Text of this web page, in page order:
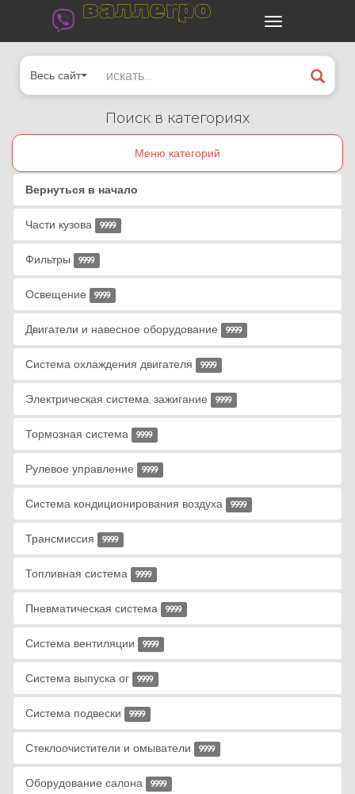
валлегро
Весь сайт
Поиск в категориях
Меню категорий
Вернуться в начало
Части кузова 9999
Фильтры 9999
Освещение 9999
Двигатели и навесное оборудование 9999
Система охлаждения двигателя 9999
Электрическая система, зажигание 9999
Тормозная система 9999
Рулевое управление 9999
Система кондиционирования воздуха 9999
Трансмиссия 9999
Топливная система 9999
Пневматическая система 9999
Система вентиляции 9999
Система выпуска ог 9999
Система подвески 9999
Стеклоочистители и омыватели 9999
Оборудование салона 9999